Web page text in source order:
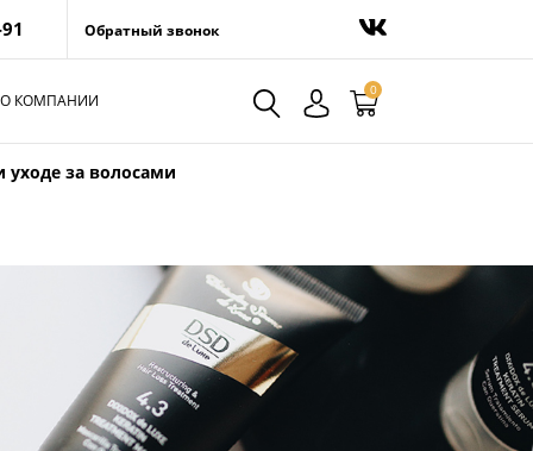
Обратный звонок
0
О КОМПАНИИ
уходе за волосами